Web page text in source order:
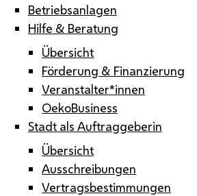
Betriebsanlagen
Hilfe & Beratung
Übersicht
Förderung & Finanzierung
Veranstalter*innen
OekoBusiness
Stadt als Auftraggeberin
Übersicht
Ausschreibungen
Vertragsbestimmungen